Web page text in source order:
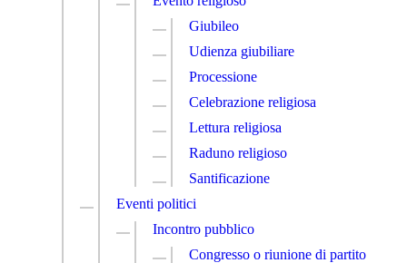
Giubileo
Udienza giubiliare
Processione
Celebrazione religiosa
Lettura religiosa
Raduno religioso
Santificazione
Eventi politici
Incontro pubblico
Congresso o riunione di partito